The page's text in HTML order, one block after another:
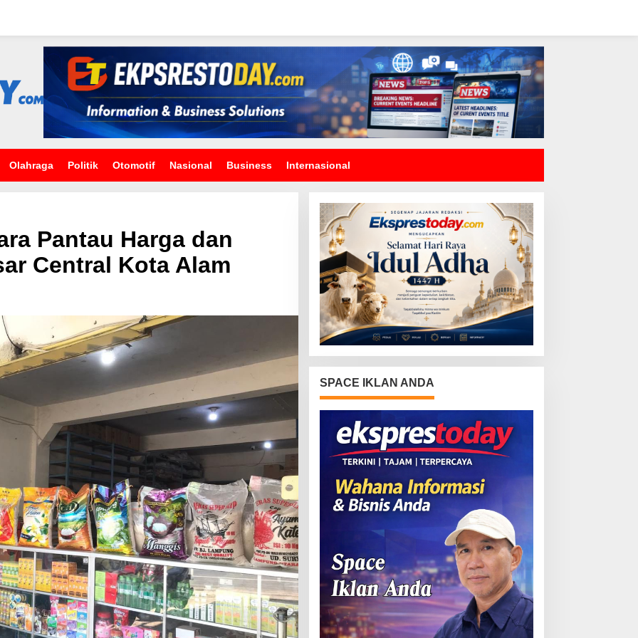
Olahraga Politik Otomotif Nasional Business Internasional
Pantau Harga dan
Central Kota Alam
SPACE IKLAN ANDA